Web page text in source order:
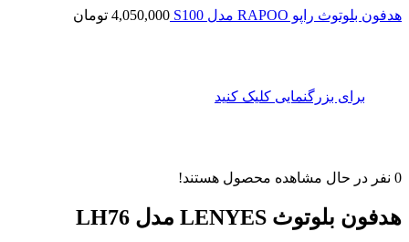
هدفون بلوتوث راپو RAPOO مدل S100 4,050,000 تومان
برای بزرگنمایی کلیک کنید
0 نفر در حال مشاهده محصول هستند!
هدفون بلوتوث LENYES مدل LH76